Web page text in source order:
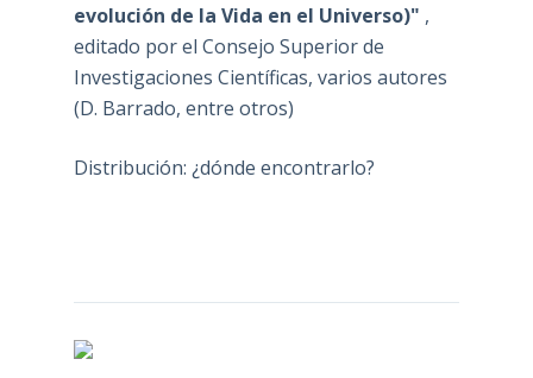
evolución de la Vida en el Universo)" ,
editado por el Consejo Superior de
Investigaciones Científicas, varios autores
(D. Barrado, entre otros)
Distribución: ¿dónde encontrarlo?